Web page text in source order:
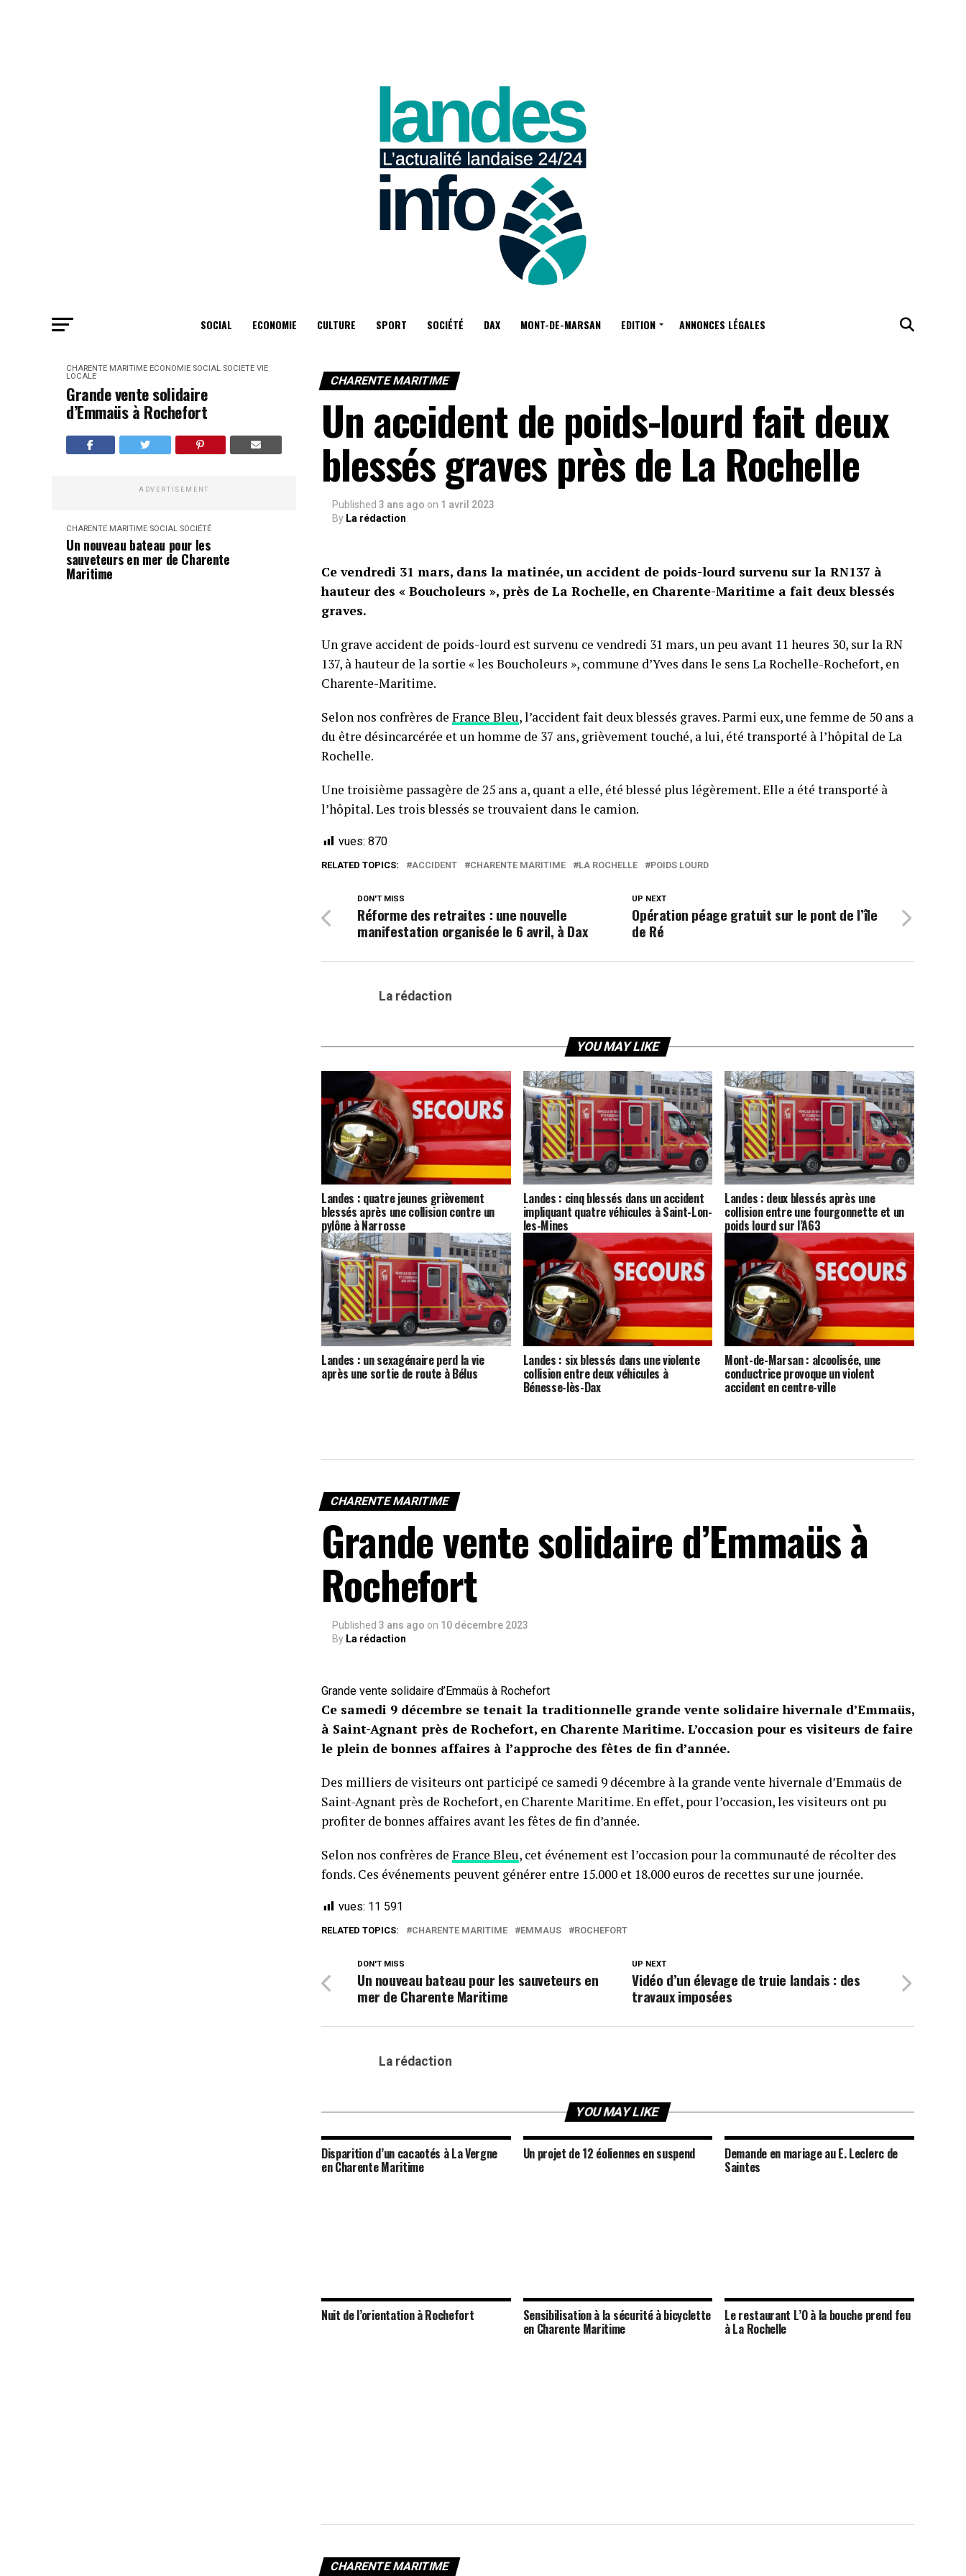
SOCIAL ECONOMIE CULTURE SPORT SOCIÉTÉ DAX MONT-DE-MARSAN EDITION ANNONCES LÉGALES
CHARENTE MARITIME ECONOMIE SOCIAL SOCIÉTÉ VIE
LOCALE
Grande vente solidaire
d’Emmaüs à Rochefort
ADVERTISEMENT
CHARENTE MARITIME SOCIAL SOCIÉTÉ
Un nouveau bateau pour les
sauveteurs en mer de Charente
Maritime
CHARENTE MARITIME
Un accident de poids-lourd fait deux
blessés graves près de La Rochelle
Published 3 ans ago on 1 avril 2023
By La rédaction
Ce vendredi 31 mars, dans la matinée, un accident de poids-lourd survenu sur la RN137 à
hauteur des « Boucholeurs », près de La Rochelle, en Charente-Maritime a fait deux blessés
graves.
Un grave accident de poids-lourd est survenu ce vendredi 31 mars, un peu avant 11 heures 30, sur la RN
137, à hauteur de la sortie « les Boucholeurs », commune d’Yves dans le sens La Rochelle-Rochefort, en
Charente-Maritime.
Selon nos confrères de France Bleu, l’accident fait deux blessés graves. Parmi eux, une femme de 50 ans a
du être désincarcérée et un homme de 37 ans, grièvement touché, a lui, été transporté à l’hôpital de La
Rochelle.
Une troisième passagère de 25 ans a, quant a elle, été blessé plus légèrement. Elle a été transporté à
l’hôpital. Les trois blessés se trouvaient dans le camion.
vues: 870
RELATED TOPICS: ACCIDENT CHARENTE MARITIME LA ROCHELLE POIDS LOURD
UP NEXT
Opération péage gratuit sur le pont de l’île
de Ré
DON'T MISS
Réforme des retraites : une nouvelle
manifestation organisée le 6 avril, à Dax
La rédaction
YOU MAY LIKE
Landes : quatre jeunes grièvement
blessés après une collision contre un
pylône à Narrosse
Landes : cinq blessés dans un accident
impliquant quatre véhicules à Saint-Lon-
les-Mines
Landes : deux blessés après une
collision entre une fourgonnette et un
poids lourd sur l’A63
Landes : un sexagénaire perd la vie
après une sortie de route à Bélus
Landes : six blessés dans une violente
collision entre deux véhicules à
Bénesse-lès-Dax
Mont-de-Marsan : alcoolisée, une
conductrice provoque un violent
accident en centre-ville
CHARENTE MARITIME
Grande vente solidaire d’Emmaüs à
Rochefort
Published 3 ans ago on 10 décembre 2023
By La rédaction
Grande vente solidaire d’Emmaüs à Rochefort
Ce samedi 9 décembre se tenait la traditionnelle grande vente solidaire hivernale d’Emmaüs,
à Saint-Agnant près de Rochefort, en Charente Maritime. L’occasion pour es visiteurs de faire
le plein de bonnes affaires à l’approche des fêtes de fin d’année.
Des milliers de visiteurs ont participé ce samedi 9 décembre à la grande vente hivernale d’Emmaüs de
Saint-Agnant près de Rochefort, en Charente Maritime. En effet, pour l’occasion, les visiteurs ont pu
profiter de bonnes affaires avant les fêtes de fin d’année.
Selon nos confrères de France Bleu, cet événement est l’occasion pour la communauté de récolter des
fonds. Ces événements peuvent générer entre 15.000 et 18.000 euros de recettes sur une journée.
vues: 11 591
RELATED TOPICS: CHARENTE MARITIME EMMAUS ROCHEFORT
UP NEXT
Vidéo d’un élevage de truie landais : des
travaux imposées
DON'T MISS
Un nouveau bateau pour les sauveteurs en
mer de Charente Maritime
La rédaction
YOU MAY LIKE
Disparition d’un cacaotés à La Vergne
en Charente Maritime
Un projet de 12 éoliennes en suspend Demande en mariage au E. Leclerc de
Saintes
Nuit de l’orientation à Rochefort Sensibilisation à la sécurité à bicyclette
en Charente Maritime
Le restaurant L’O à la bouche prend feu
à La Rochelle
CHARENTE MARITIME